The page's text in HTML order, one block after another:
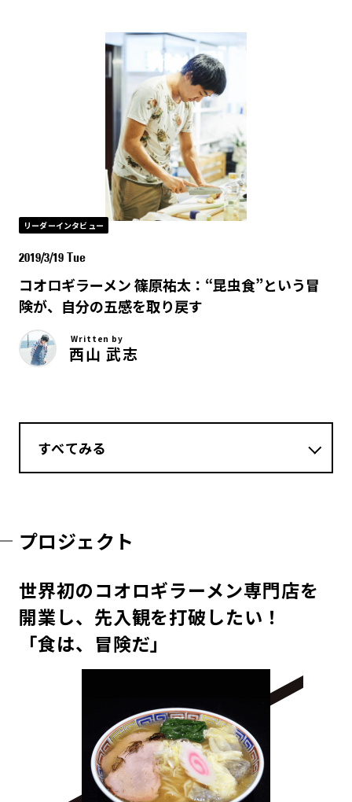
リーダーインタビュー
2019/3/19 Tue
コオロギラーメン 篠原祐太：“昆虫食”という冒
険が、自分の五感を取り戻す
Written by
西山 武志
すべてみる
プロジェクト
世界初のコオロギラーメン専門店を
開業し、先入観を打破したい！
「食は、冒険だ」